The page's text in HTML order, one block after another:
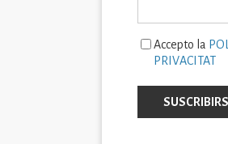
Accepto la
PRIVACITAT